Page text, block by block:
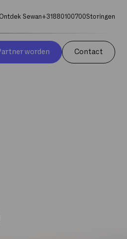
Ontdek Sewan+31880100700Storingen
worden Contact